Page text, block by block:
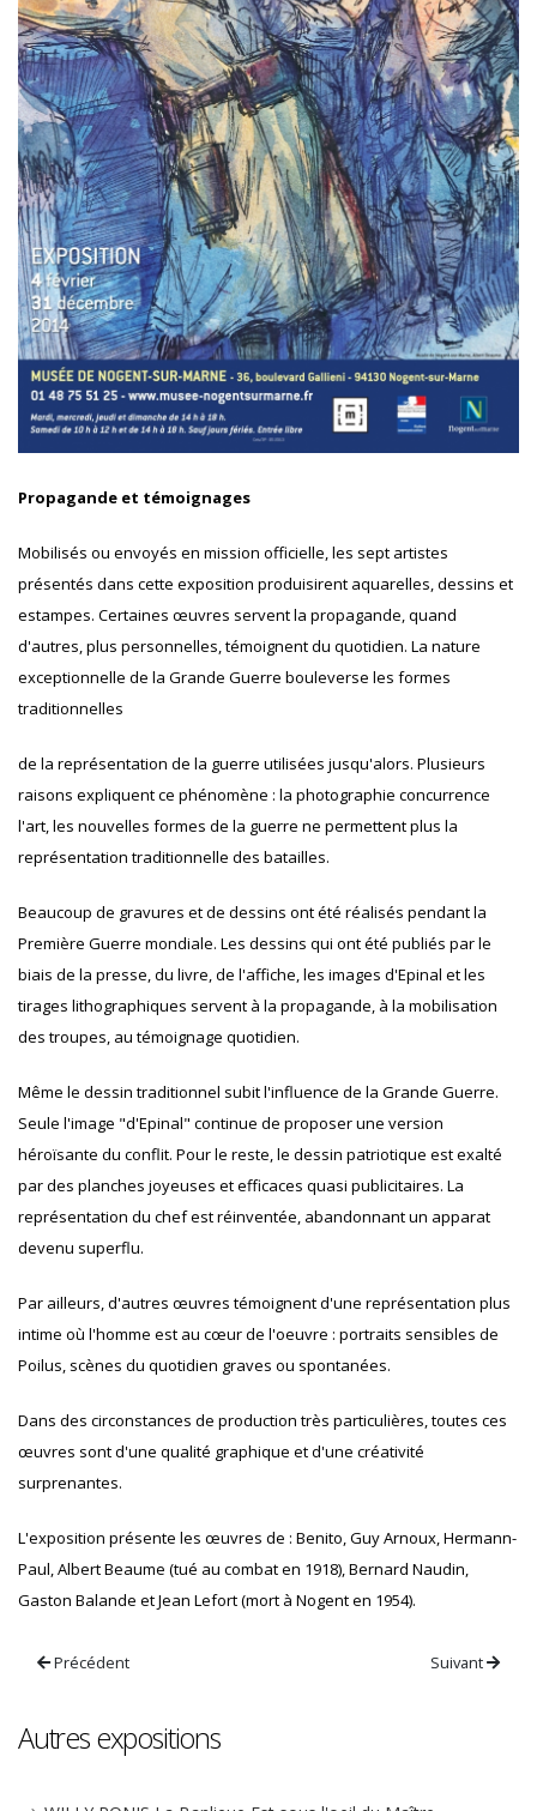
Propagande et témoignages
Mobilisés ou envoyés en mission officielle, les sept artistes
présentés dans cette exposition produisirent aquarelles, dessins et
estampes. Certaines œuvres servent la propagande, quand
d'autres, plus personnelles, témoignent du quotidien. La nature
exceptionnelle de la Grande Guerre bouleverse les formes
traditionnelles
de la représentation de la guerre utilisées jusqu'alors. Plusieurs
raisons expliquent ce phénomène : la photographie concurrence
l'art, les nouvelles formes de la guerre ne permettent plus la
représentation traditionnelle des batailles.
Beaucoup de gravures et de dessins ont été réalisés pendant la
Première Guerre mondiale. Les dessins qui ont été publiés par le
biais de la presse, du livre, de l'affiche, les images d'Epinal et les
tirages lithographiques servent à la propagande, à la mobilisation
des troupes, au témoignage quotidien.
Même le dessin traditionnel subit l'influence de la Grande Guerre.
Seule l'image "d'Epinal" continue de proposer une version
héroïsante du conflit. Pour le reste, le dessin patriotique est exalté
par des planches joyeuses et efficaces quasi publicitaires. La
représentation du chef est réinventée, abandonnant un apparat
devenu superflu.
Par ailleurs, d'autres œuvres témoignent d'une représentation plus
intime où l'homme est au cœur de l'oeuvre : portraits sensibles de
Poilus, scènes du quotidien graves ou spontanées.
Dans des circonstances de production très particulières, toutes ces
œuvres sont d'une qualité graphique et d'une créativité
surprenantes.
L'exposition présente les œuvres de : Benito, Guy Arnoux, Hermann-
Paul, Albert Beaume (tué au combat en 1918), Bernard Naudin,
Gaston Balande et Jean Lefort (mort à Nogent en 1954).
Précédent Suivant
Autres expositions